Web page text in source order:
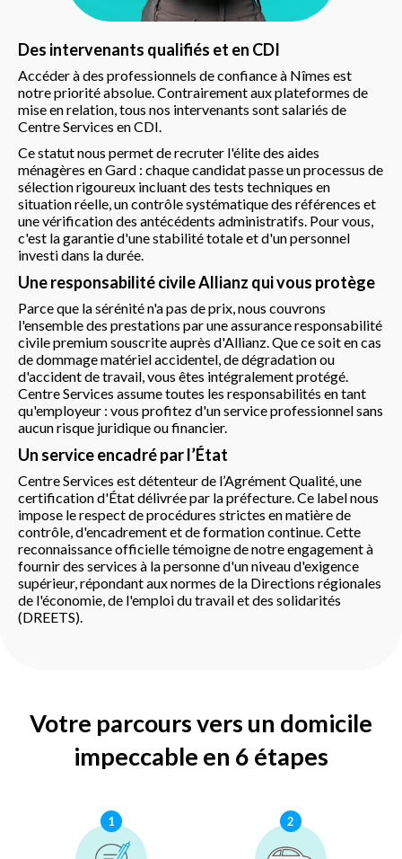
Des intervenants qualifiés et en CDI
Accéder à des professionnels de confiance à Nîmes est
notre priorité absolue. Contrairement aux plateformes de
mise en relation, tous nos intervenants sont salariés de
Centre Services en CDI.
Ce statut nous permet de recruter l'élite des aides
ménagères en Gard : chaque candidat passe un processus de
sélection rigoureux incluant des tests techniques en
situation réelle, un contrôle systématique des références et
une vérification des antécédents administratifs. Pour vous,
c'est la garantie d'une stabilité totale et d'un personnel
investi dans la durée.
Une responsabilité civile Allianz qui vous protège
Parce que la sérénité n'a pas de prix, nous couvrons
l'ensemble des prestations par une assurance responsabilité
civile premium souscrite auprès d'Allianz. Que ce soit en cas
de dommage matériel accidentel, de dégradation ou
d'accident de travail, vous êtes intégralement protégé.
Centre Services assume toutes les responsabilités en tant
qu'employeur : vous profitez d'un service professionnel sans
aucun risque juridique ou financier.
Un service encadré par l’État
Centre Services est détenteur de l’Agrément Qualité, une
certification d'État délivrée par la préfecture. Ce label nous
impose le respect de procédures strictes en matière de
contrôle, d'encadrement et de formation continue. Cette
reconnaissance officielle témoigne de notre engagement à
fournir des services à la personne d'un niveau d'exigence
supérieur, répondant aux normes de la Directions régionales
de l'économie, de l'emploi du travail et des solidarités
(DREETS).
Votre parcours vers un domicile
impeccable en 6 étapes
1 2